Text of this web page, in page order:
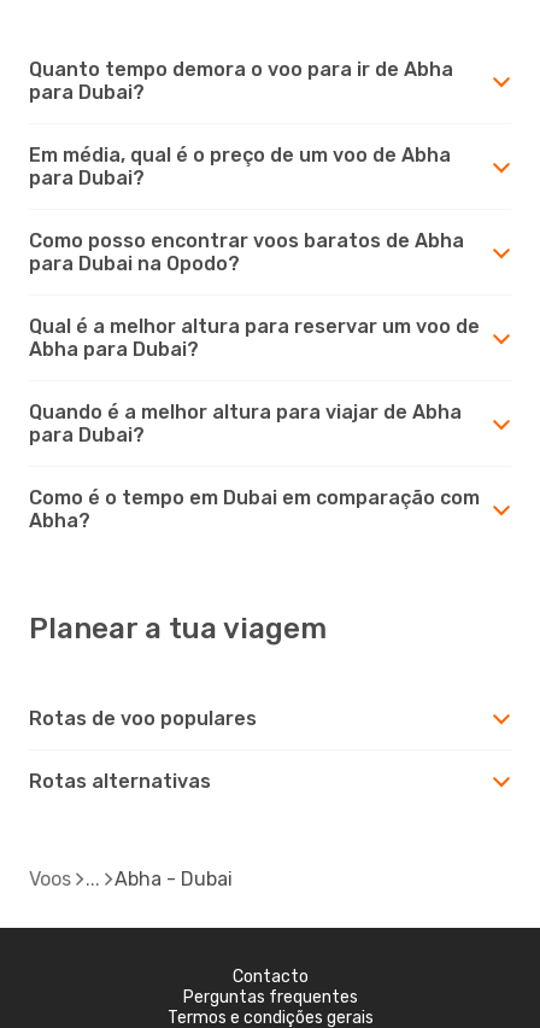
Quanto tempo demora o voo para ir de Abha
para Dubai?
Em média, qual é o preço de um voo de Abha
para Dubai?
Como posso encontrar voos baratos de Abha
para Dubai na Opodo?
Qual é a melhor altura para reservar um voo de
Abha para Dubai?
Quando é a melhor altura para viajar de Abha
para Dubai?
Como é o tempo em Dubai em comparação com
Abha?
Planear a tua viagem
Rotas de voo populares
Rotas alternativas
Voos Abha - Dubai
Contacto
Perguntas frequentes
Termos e condições gerais